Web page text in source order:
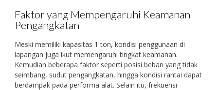
Faktor yang Mempengaruhi Keamanan
Pengangkatan
Meski memiliki kapasitas 1 ton, kondisi penggunaan di
lapangan juga ikut memengaruhi tingkat keamanan.
Kemudian beberapa faktor seperti posisi beban yang tidak
seimbang, sudut pengangkatan, hingga kondisi rantai dapat
berdampak pada performa alat. Selain itu, frekuensi